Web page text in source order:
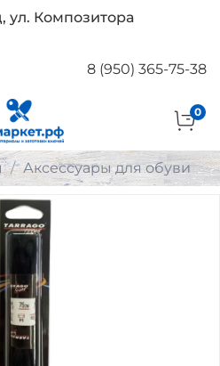
Композитора
8 (950) 365-75-38
0
Аксессуары для обуви